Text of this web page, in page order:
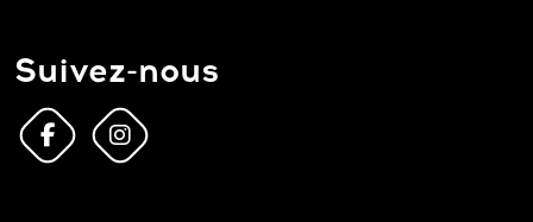
Suivez-nous